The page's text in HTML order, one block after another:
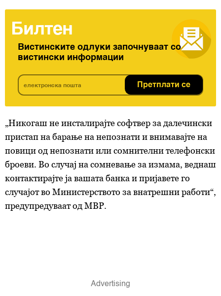
Билтен
Вистинските одлуки започнуваат со
вистински информации
Претплати се
„Никогаш не инсталирајте софтвер за далечински
пристап на барање на непознати и внимавајте на
повици од непознати или сомнителни телефонски
броеви. Во случај на сомневање за измама, веднаш
контактирајте ја вашата банка и пријавете го
случајот во Министерството за внатрешни работи“,
предупредуваат од МВР.